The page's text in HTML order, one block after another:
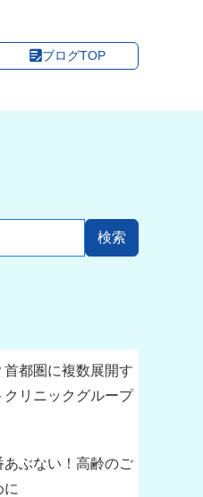
ブログTOP
都圏に複数展開す
リニックグループ
あぶない！高齢のご
に